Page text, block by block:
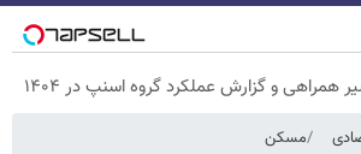
همراهی و گزارش عملکرد گروه اسنپ در ۱۴۰۴
مسکن